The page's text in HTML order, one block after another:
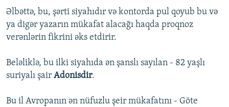
Əlbəttə, bu, şərti siyahıdır və kontorda pul qoyub bu və
ya digər yazarın mükafat alacağı haqda proqnoz
verənlərin fikrini əks etdirir.
Beləliklə, bu ilki siyahıda ən şanslı sayılan - 82 yaşlı
suriyalı şair Adonisdir.
Bu il Avropanın ən nüfuzlu şeir mükafatını - Göte